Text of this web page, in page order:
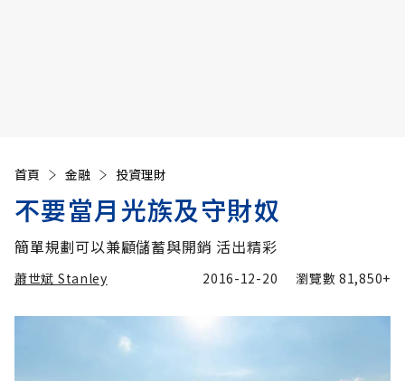
首頁 金融 投資理財
不要當月光族及守財奴
簡單規劃可以兼顧儲蓄與開銷 活出精彩
蕭世斌 Stanley 2016-12-20 瀏覽數81,850+